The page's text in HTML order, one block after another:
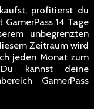
profitierst du
14 Tage
unbegrenzten
Zeitraum wird
jeden Monat zum
kannst deine
GamerPass